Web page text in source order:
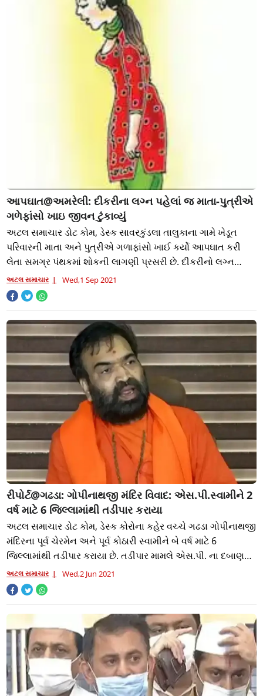
આપઘાત@અમરેલી: દીકરીના લગ્ન પહેલાં જ માતા-પુત્રીએ
ગળેફાંસો ખાઇ જીવન ટુંકાવ્યું
અટલ સમાચાર ડોટ કોમ, ડેસ્ક સાવરકુંડલા તાલુકાના ગામે ખેડૂત
પરિવારની માતા અને પુત્રીએ ગળાફાંસો ખાઈ કર્યો આપઘાત કરી
લેતા સમગ્ર પંથકમાં શોકની લાગણી પ્રસરી છે. દીકરીનો લગ્ન
પ્રસંગ નજીક હોય આર્થિક સ્થિતિ નબ
અટલ સમાચાર Wed,1 Sep 2021
રીપોર્ટ@ગઢડા: ગોપીનાથજી મંદિર વિવાદ: એસ.પી.સ્વામીને 2
વર્ષ માટે 6 જિલ્લામાંથી તડીપાર કરાયા
અટલ સમાચાર ડોટ કોમ, ડેસ્ક કોરોના કહેર વચ્ચે ગઢડા ગોપીનાથજી
મંદિરના પૂર્વ ચેરમેન અને પૂર્વ કોઠારી સ્વામીને બે વર્ષ માટે 6
જિલ્લામાંથી તડીપાર કરાયા છે. તડીપાર મામલે એસ.પી. ના દબાણ
હેઠળના આક્ષેપને લઈ નિ
અટલ સમાચાર Wed,2 Jun 2021